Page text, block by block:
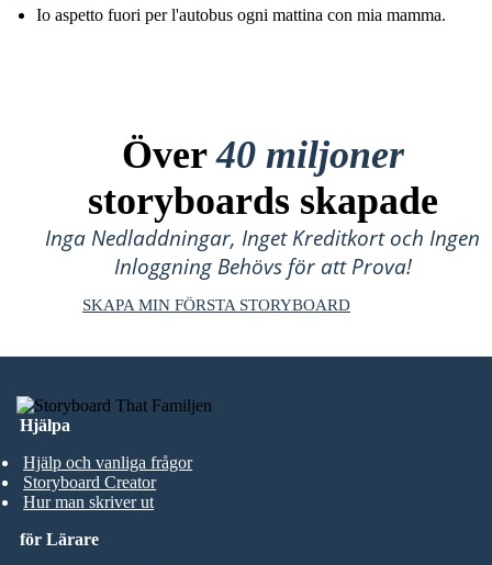
Io aspetto fuori per l'autobus ogni mattina con mia mamma.
Över40 miljoner
storyboards skapade
Inga Nedladdningar, Inget Kreditkort och Ingen
Inloggning Behövs för att Prova!
SKAPA MIN FÖRSTA STORYBOARD
Hjälpa
Hjälp och vanliga frågor
Storyboard Creator
Hur man skriver ut
för Lärare